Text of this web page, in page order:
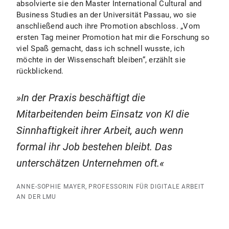
absolvierte sie den Master International Cultural and
Business Studies an der Universität Passau, wo sie
anschließend auch ihre Promotion abschloss. „Vom
ersten Tag meiner Promotion hat mir die Forschung so
viel Spaß gemacht, dass ich schnell wusste, ich
möchte in der Wissenschaft bleiben“, erzählt sie
rückblickend.
In der Praxis beschäftigt die
Mitarbeitenden beim Einsatz von KI die
Sinnhaftigkeit ihrer Arbeit, auch wenn
formal ihr Job bestehen bleibt. Das
unterschätzen Unternehmen oft.
ANNE-SOPHIE MAYER, PROFESSORIN FÜR DIGITALE ARBEIT
AN DER LMU